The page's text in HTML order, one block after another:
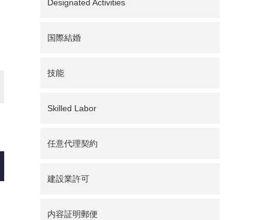
Designated Activities
国際結婚
技能
Skilled Labor
任意代理契約
建設業許可
内容証明郵便